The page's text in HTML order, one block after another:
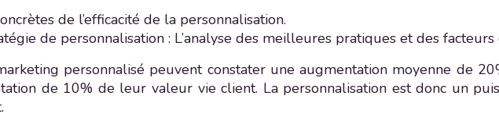
de l’efficacité de la personnalisation.
de personnalisation : L’analyse des meilleures pratiques et des facteurs
personnalisé peuvent constater une augmentation moyenne de
de 10% de leur valeur vie client. La personnalisation est donc un